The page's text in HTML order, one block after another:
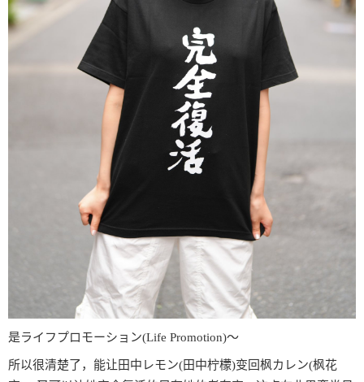
是ライフプロモーション(Life Promotion)〜
所以很清楚了，能让田中レモン(田中柠檬)变回枫カレン(枫花